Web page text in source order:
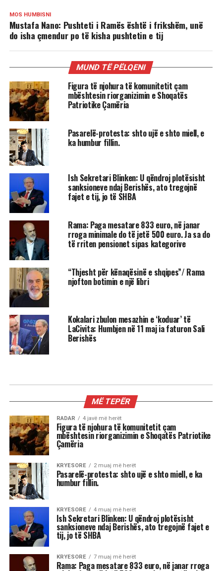
MOS HUMBISNI
Mustafa Nano: Pushteti i Ramës është i frikshëm, unë
do isha çmendur po të kisha pushtetin e tij
MUND TË PËLQENI
Figura të njohura të komunitetit çam
mbështesin riorganizimin e Shoqatës
Patriotike Çamëria
Pasarelë-protesta: shto ujë e shto miell, e
ka humbur fillin.
Ish Sekretari Blinken: U qëndroj plotësisht
sanksioneve ndaj Berishës, ato tregojnë
fajet e tij, jo të SHBA
Rama: Paga mesatare 833 euro, në janar
rroga minimale do të jetë 500 euro. Ja sa do
të rriten pensionet sipas kategorive
“Thjesht për kënaqësinë e shqipes”/ Rama
njofton botimin e një libri
Kokalari zbulon mesazhin e ‘koduar’ të
LaCivita: Humbjen në 11 maj ia faturon Sali
Berishës
Mustafa Nano: Pushteti i Ramës
është i frikshëm, unë do isha
çmendur po të kisha pushtetin e tij
Mustafa Nano duke komentuar qeverinë e re, tha
që kryeministri Edi Rama është sot një lider
absolut në Shqipëri, sidomos brenda